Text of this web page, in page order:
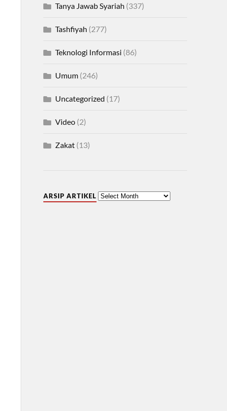
Tanya Jawab Syariah (337)
Tashfiyah (277)
Teknologi Informasi (86)
Umum(246)
Uncategorized (17)
Video(2)
Zakat(13)
ARSIP ARTIKEL